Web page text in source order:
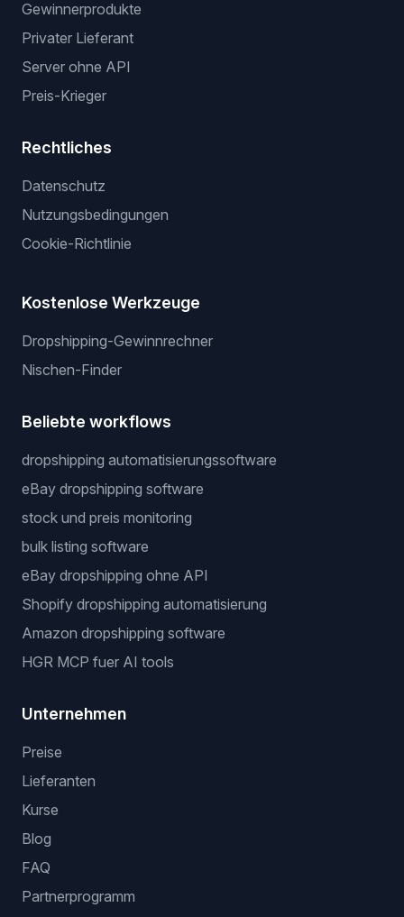
Gewinnerprodukte
Privater Lieferant
Server ohne API
Preis-Krieger
Rechtliches
Datenschutz
Nutzungsbedingungen
Cookie-Richtlinie
Kostenlose Werkzeuge
Dropshipping-Gewinnrechner
Nischen-Finder
Beliebte workflows
dropshipping automatisierungssoftware
eBay dropshipping software
stock und preis monitoring
bulk listing software
eBay dropshipping ohne API
Shopify dropshipping automatisierung
Amazon dropshipping software
HGR MCP fuer AI tools
Unternehmen
Preise
Lieferanten
Kurse
Blog
FAQ
Partnerprogramm